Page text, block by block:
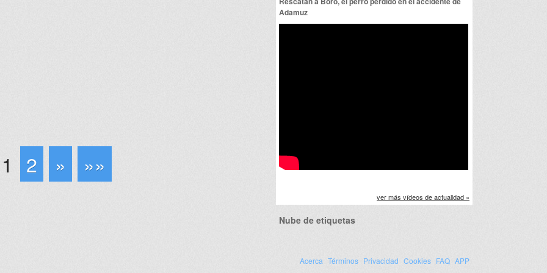
1 2 » »»
Adamuz
ver más vídeos de actualidad »
Nube de etiquetas
Acerca Términos Privacidad Cookies FAQ APP